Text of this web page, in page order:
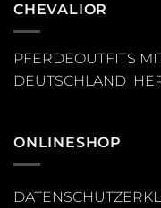
CHEVALIOR
PFERDEOUTFITS
DEUTSCHLAND
ONLINESHOP